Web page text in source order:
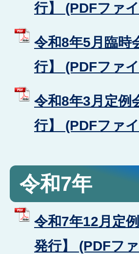
行】 (PDFファ
令和8年5月臨時
行】 (PDFファ
令和8年3月定例
行】 (PDFファ
令和7年
令和7年12月定
発行】 (PDFフ